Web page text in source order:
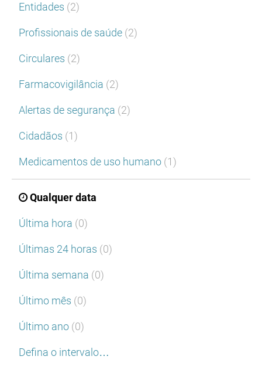
Entidades (2)
Profissionais de saúde (2)
Circulares (2)
Farmacovigilância (2)
Alertas de segurança (2)
Cidadãos (1)
Medicamentos de uso humano (1)
Qualquer data
Última hora (0)
Últimas 24 horas (0)
Última semana (0)
Último mês (0)
Último ano (0)
Defina o intervalo…